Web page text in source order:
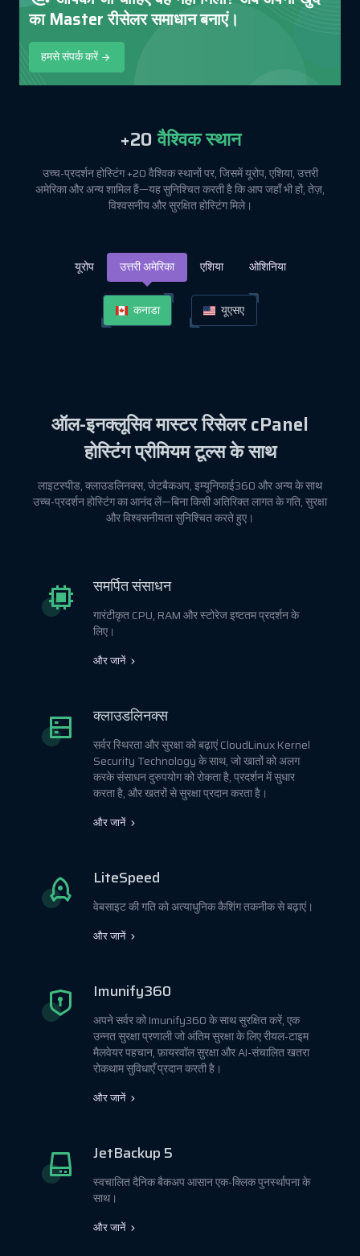
का Master रीसेलर समाधान बनाएं।
हमसे संपर्क करें
+20वैश्विक स्थान
उच्च-प्रदर्शन होस्टिंग +20 वैश्विक स्थानों पर, जिसमें यूरोप, एशिया, उत्तरी
अमेरिका और अन्य शामिल हैं—यह सुनिश्चित करती है कि आप जहाँ भी हों, तेज़,
विश्वसनीय और सुरक्षित होस्टिंग मिले।
यूरोप उत्तरी अमेरिका एशिया ओशिनिया
कनाडा यूएसए
ऑल-इनक्लूसिव मास्टर रिसेलर cPanel
होस्टिंग प्रीमियम टूल्स के साथ
लाइटस्पीड, क्लाउडलिनक्स, जेटबैकअप, इम्यूनिफाई360 और अन्य के साथ
उच्च-प्रदर्शन होस्टिंग का आनंद लें—बिना किसी अतिरिक्त लागत के गति, सुरक्षा
और विश्वसनीयता सुनिश्चित करते हुए।
समर्पित संसाधन
गारंटीकृत CPU, RAM और स्टोरेज इष्टतम प्रदर्शन के
लिए।
और जानें
क्लाउडलिनक्स
सर्वर स्थिरता और सुरक्षा को बढ़ाएं CloudLinux Kernel
Security Technology के साथ, जो खातों को अलग
करके संसाधन दुरुपयोग को रोकता है, प्रदर्शन में सुधार
करता है, और खतरों से सुरक्षा प्रदान करता है।
और जानें
LiteSpeed
वेबसाइट की गति को अत्याधुनिक कैशिंग तकनीक से बढ़ाएं।
और जानें
Imunify360
अपने सर्वर को Imunify360 के साथ सुरक्षित करें, एक
उन्नत सुरक्षा प्रणाली जो अंतिम सुरक्षा के लिए रीयल-टाइम
मैलवेयर पहचान, फ़ायरवॉल सुरक्षा और AI-संचालित खतरा
रोकथाम सुविधाएँ प्रदान करती है।
और जानें
JetBackup 5
स्वचालित दैनिक बैकअप आसान एक-क्लिक पुनर्स्थापना के
साथ।
और जानें